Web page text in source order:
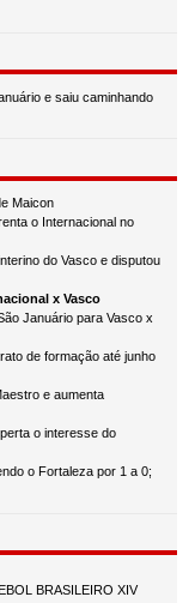
e saiu caminhando
Maicon
o Internacional no
do Vasco e disputou
x Vasco
Januário para Vasco x
de formação até junho
e aumenta
o interesse do
o Fortaleza por 1 a 0;